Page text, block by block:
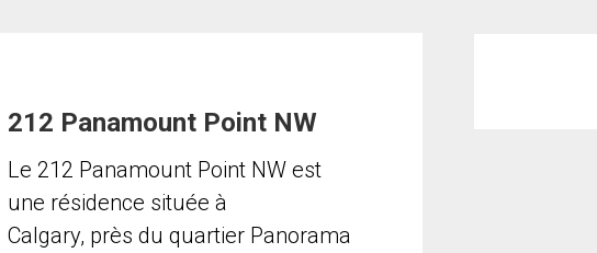
212 Panamount Point NW
Le 212 Panamount Point NW est
une résidence située à
Calgary, près du quartier Panorama